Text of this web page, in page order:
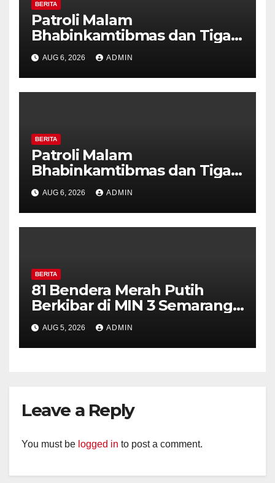
BERITA
Patroli Malam
Bhabinkamtibmas dan Tiga
Pilar Kelurahan Ungaran
Perkuat Kamtibmas, Warga
Diajak Aktifkan Ronda
AUG 6, 2026 ADMIN
BERITA
Patroli Malam
Bhabinkamtibmas dan Tiga
Pilar Kelurahan Ungaran
Perkuat Kamtibmas, Warga
Diajak Aktifkan Ronda
AUG 6, 2026 ADMIN
BERITA
81 Bendera Merah Putih
Berkibar di MIN 3 Semarang,
Bhabinkamtibmas Desa
Timpik Hadiri Peringatan
HUT ke-81 Kemerdekaan RI
AUG 5, 2026 ADMIN
Leave a Reply
You must be logged in to post a comment.